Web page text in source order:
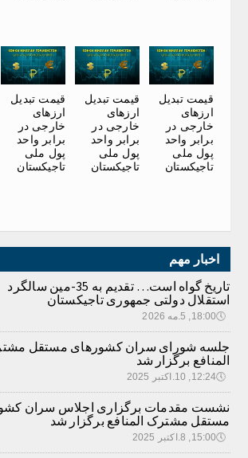
قیمت تبدیل
ارزهای
خارجی در
برابر واحد
پول ملی
تاجیکستان
قیمت تبدیل
ارزهای
خارجی در
برابر واحد
پول ملی
تاجیکستان
قیمت تبدیل
ارزهای
خارجی در
برابر واحد
پول ملی
تاجیکستان
اخبار مهم
تاریخ گواه است… تقدیم به 35-مین سالگرد
استقلال دولتی جمهوری تاجیکستان
🕔18:00, 5.مه 2026
جلسه شورای سران کشورهای مستقل
المنافع برگزار شد
🕔12:24, 10.اکتبر 2025
نشست مقدمات برگزاری اجلاس سران
مستقل مشترک المنافع برگزار شد
🕔15:00, 8.اکتبر 2025